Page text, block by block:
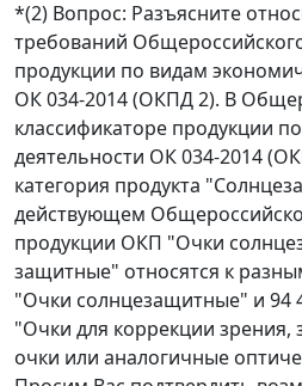
*(2) Вопрос: Разъясните
требований
продукции по видам
ОК 034-2014 (ОКПД 2). В
классификаторе продукции
деятельности ОК 034-2014
категория продукта
действующем
продукции ОКП "Очки
защитные" относятся к
"Очки солнцезащитные" и 94
"Очки для коррекции
очки или аналогичные